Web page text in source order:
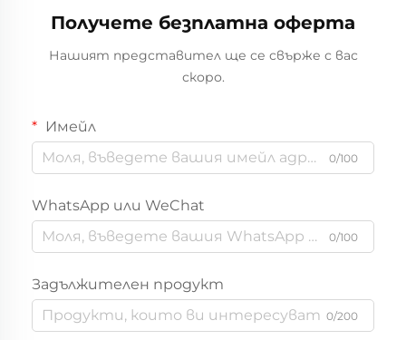
Получете безплатна оферта
Нашият представител ще се свърже с вас
скоро.
Имейл
0/100
WhatsApp или WeChat
0/100
Задължителен продукт
0/200